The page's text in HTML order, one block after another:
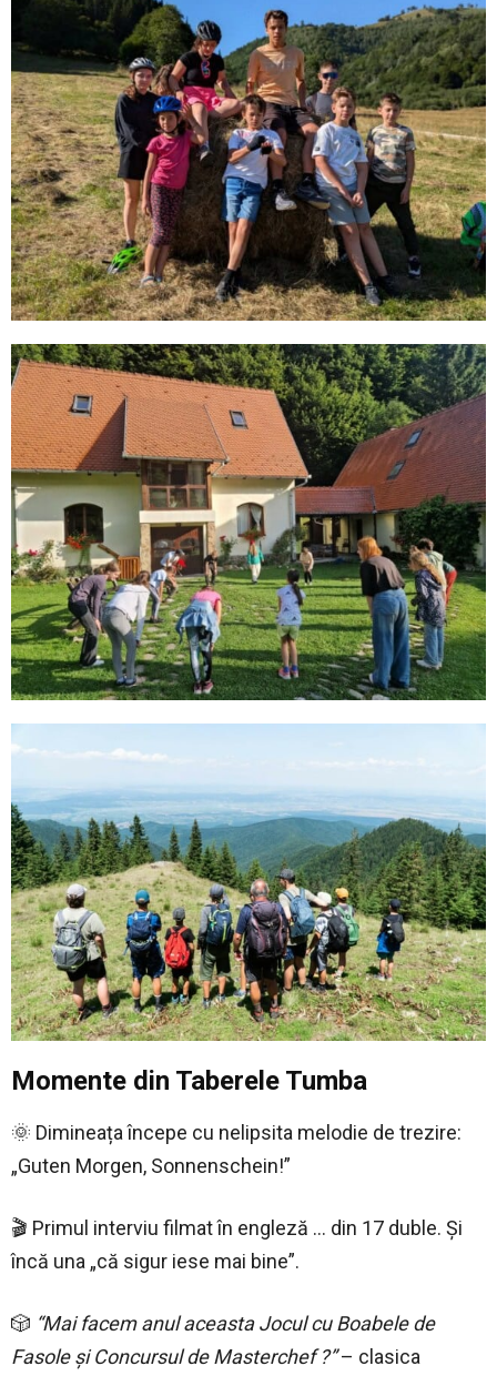
Momente din Taberele Tumba
🌞 Dimineața începe cu nelipsita melodie de trezire:
„Guten Morgen, Sonnenschein!”
🎬 Primul interviu filmat în engleză … din 17 duble. Și
încă una „că sigur iese mai bine”.
🎲 “Mai facem anul aceasta Jocul cu Boabele de
Fasole și Concursul de Masterchef ?”– clasica